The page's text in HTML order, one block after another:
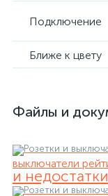
Подключение
Ближе к цвету
Файлы и
выключатели
и